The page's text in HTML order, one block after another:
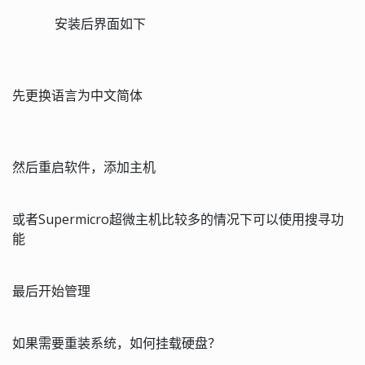
安装后界面如下
先更换语言为中文简体
然后重启软件，添加主机
或者Supermicro超微主机比较多的情况下可以使用搜寻功
能
最后开始管理
如果需要重装系统，如何挂载硬盘？